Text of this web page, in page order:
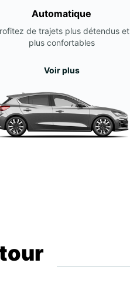
Automatique
de trajets plus détendus et
plus confortables
Voir plus